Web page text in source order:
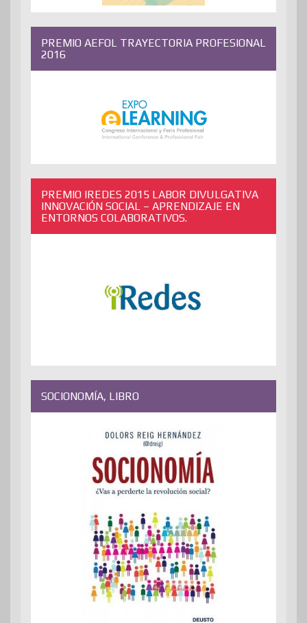
PREMIO AEFOL TRAYECTORIA PROFESIONAL
2016
PREMIO IREDES 2015 LABOR DIVULGATIVA
INNOVACIÓN SOCIAL – APRENDIZAJE EN
ENTORNOS COLABORATIVOS.
SOCIONOMÍA, LIBRO